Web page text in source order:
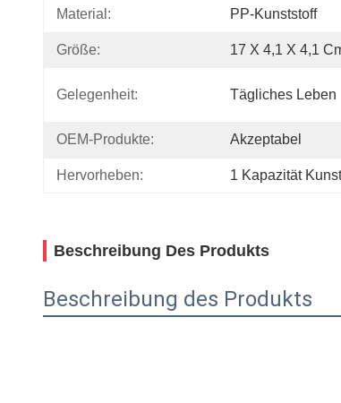
Material: PP-Kunststoff
Größe: 17 X 4,1 X 4,1
Gelegenheit: Tägliches Leben
OEM-Produkte: Akzeptabel
Hervorheben: 1 Kapazität
Beschreibung Des Produkts
Beschreibung des Produkts